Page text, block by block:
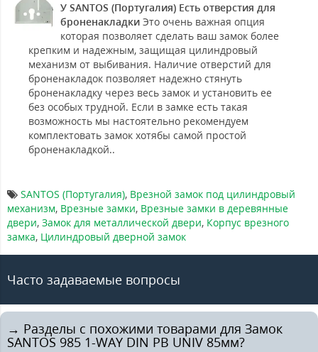
У SANTOS (Португалия) Есть отверстия для
броненакладки Это очень важная опция
которая позволяет сделать ваш замок более
крепким и надежным, защищая цилиндровый
механизм от выбивания. Наличие отверстий для
броненакладок позволяет надежно стянуть
броненакладку через весь замок и установить ее
без особых трудной. Если в замке есть такая
возможность мы настоятельно рекомендуем
комплектовать замок хотябы самой простой
броненакладкой..
SANTOS (Португалия), Врезной замок под цилиндровый
механизм, Врезные замки, Врезные замки в деревянные
двери, Замок для металлической двери, Корпус врезного
замка, Цилиндровый дверной замок
Часто задаваемые вопросы
→ Разделы с похожими товарами для Замок
SANTOS 985 1-WAY DIN PB UNIV 85мм?